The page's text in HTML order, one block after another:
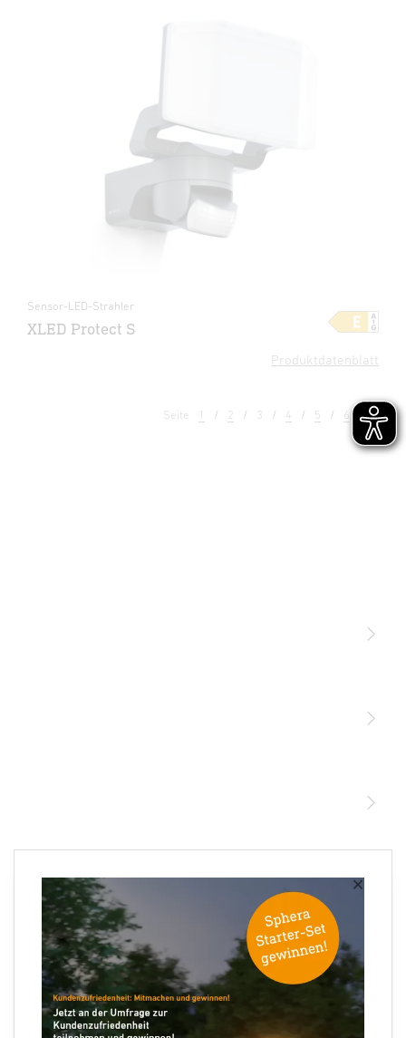
×
Produktdatenblatt
Sensor-LED-Strahler
XLED Protect S
Seite 1 2 3 4 5 6 7
Ihre E-Mail Adresse
XLED Protect S mit
×